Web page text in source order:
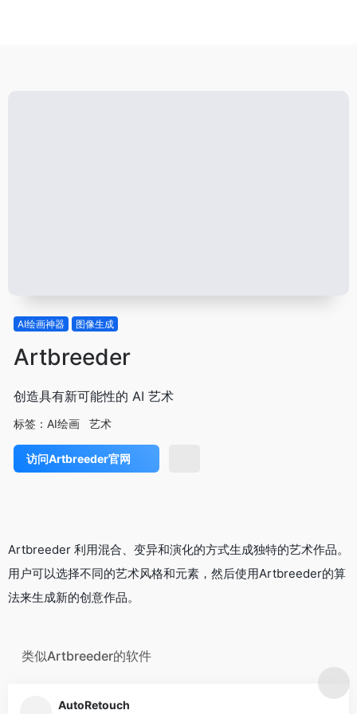
AI绘画神器 图像生成
Artbreeder
创造具有新可能性的 AI 艺术
标签： AI绘画 艺术
访问Artbreeder官网
Artbreeder 利用混合、变异和演化的方式生成独特的艺术作品。
用户可以选择不同的艺术风格和元素，然后使用Artbreeder的算
法来生成新的创意作品。
类似Artbreeder的软件
AutoRetouch